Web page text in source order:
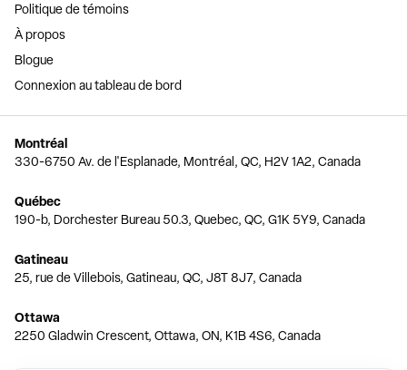
Politique de témoins
À propos
Blogue
Connexion au tableau de bord
Montréal
330-6750 Av. de l'Esplanade, Montréal, QC, H2V 1A2, Canada
Québec
190-b, Dorchester Bureau 50.3, Quebec, QC, G1K 5Y9, Canada
Gatineau
25, rue de Villebois, Gatineau, QC, J8T 8J7, Canada
Ottawa
2250 Gladwin Crescent, Ottawa, ON, K1B 4S6, Canada